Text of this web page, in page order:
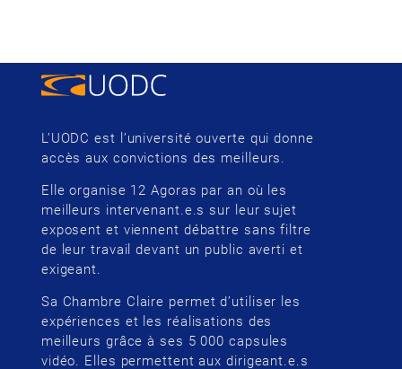
L’UODC est l’université ouverte qui donne
accès aux convictions des meilleurs.
Elle organise 12 Agoras par an où les
meilleurs intervenant.e.s sur leur sujet
exposent et viennent débattre sans filtre
de leur travail devant un public averti et
exigeant.
Sa Chambre Claire permet d’utiliser les
expériences et les réalisations des
meilleurs grâce à ses 5 000 capsules
vidéo. Elles permettent aux dirigeant.e.s